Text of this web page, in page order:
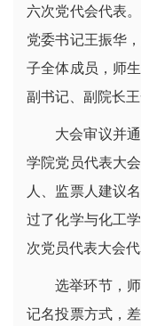
六次党代会代表
党委书记王振华
子全体成员，师
副书记、副院长王
大会审议并
学院党员代表大
人、监票人建议
过了化学与化工
次党员代表大会
选举环节，
记名投票方式，